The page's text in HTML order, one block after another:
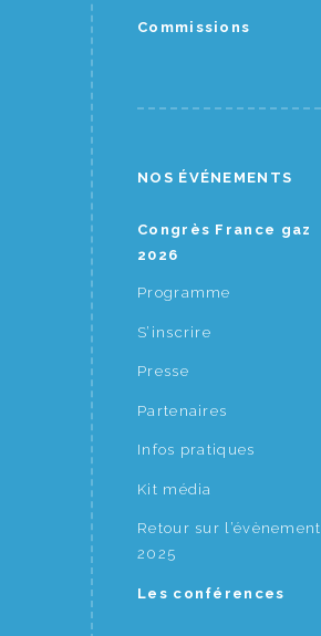
Commissions
NOS ÉVÉNEMENTS
Congrès France gaz
2026
Programme
S’inscrire
Presse
Partenaires
Infos pratiques
Kit média
Retour sur l’évènement
2025
Les conférences